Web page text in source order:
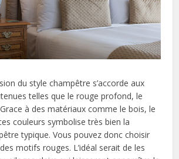
du style champêtre s’accorde aux
telles que le rouge profond, le
à des matériaux comme le bois, le
couleurs symbolise très bien la
typique. Vous pouvez donc choisir
motifs rouges. L’idéal serait de les